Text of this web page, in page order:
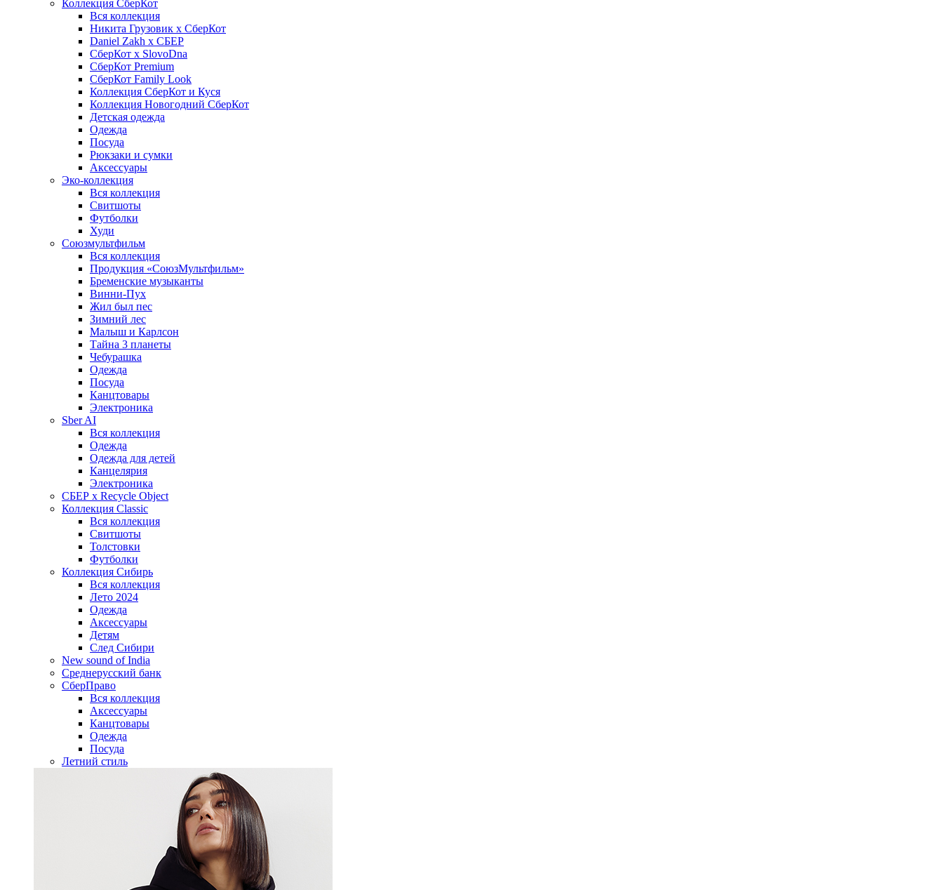
Коллекция СберКот
Вся коллекция
Никита Грузовик х СберКот
Daniel Zakh x СБЕР
СберКот x SlovoDna
СберКот Premium
СберКот Family Look
Коллекция СберКот и Куся
Коллекция Новогодний СберКот
Детская одежда
Одежда
Посуда
Рюкзаки и сумки
Аксессуары
Эко-коллекция
Вся коллекция
Свитшоты
Футболки
Худи
Союзмультфильм
Вся коллекция
Продукция «СоюзМультфильм»
Бременские музыканты
Винни-Пух
Жил был пес
Зимний лес
Малыш и Карлсон
Тайна 3 планеты
Чебурашка
Одежда
Посуда
Канцтовары
Электроника
Sber AI
Вся коллекция
Одежда
Одежда для детей
Канцелярия
Электроника
СБЕР x Recycle Object
Коллекция Classic
Вся коллекция
Свитшоты
Толстовки
Футболки
Коллекция Сибирь
Вся коллекция
Лето 2024
Одежда
Аксессуары
Детям
След Сибири
New sound of India
Среднерусский банк
СберПраво
Вся коллекция
Аксессуары
Канцтовары
Одежда
Посуда
Летний стиль